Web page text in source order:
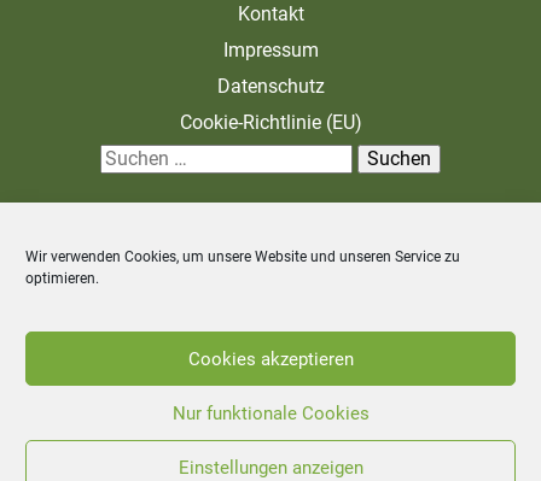
Wir verwenden Cookies, um unsere Website und unseren Service zu
optimieren.
Cookies akzeptieren
Nur funktionale Cookies
Einstellungen anzeigen
Kontakt
Impressum
Datenschutz
Cookie-Richtlinie (EU)
S
h
n
c
Widerrufsbelehrung
Stiftung Unternehmen Wald - Alle Rechte vorbehalten.